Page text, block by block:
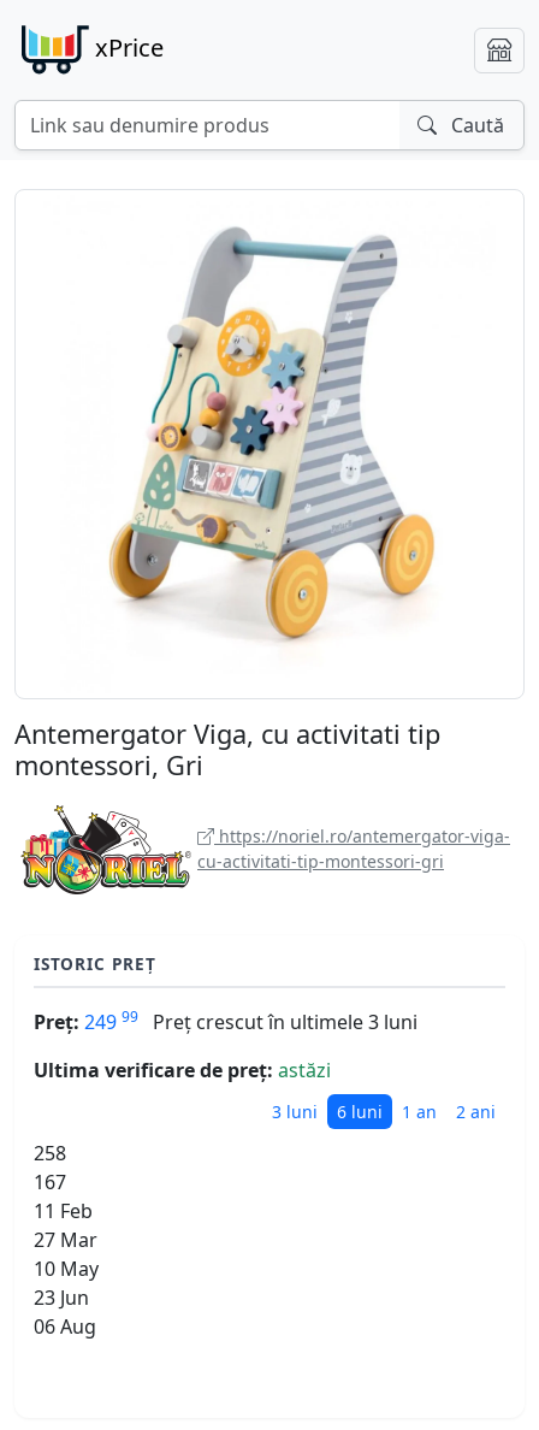
xPrice
Caută
Antemergator Viga, cu activitati tip
montessori, Gri
https://noriel.ro/antemergator-viga-
cu-activitati-tip-montessori-gri
ISTORIC PREȚ
Preț: 249 99
Preț crescut în ultimele 3 luni
Ultima verificare de preț: astăzi
3 luni 6 luni 1 an 2 ani
258
167
11 Feb
27 Mar
10 May
23 Jun
06 Aug